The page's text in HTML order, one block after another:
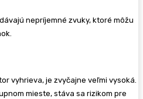
nepríjemné zvuky, ktoré môžu
vyhrieva, je zvyčajne veľmi vysoká.
mieste, stáva sa rizikom pre